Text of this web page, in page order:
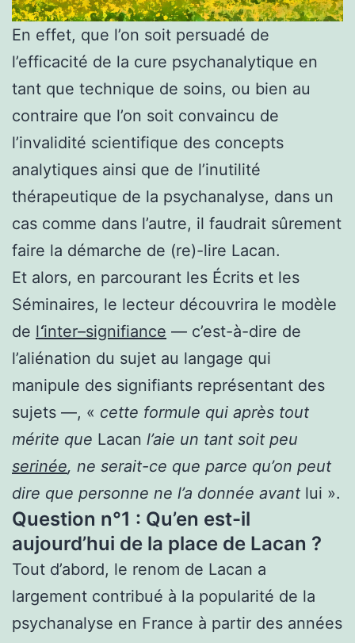
En effet, que l’on soit persuadé de
l’efficacité de la cure psychanalytique en
tant que technique de soins, ou bien au
contraire que l’on soit convaincu de
l’invalidité scientifique des concepts
analytiques ainsi que de l’inutilité
thérapeutique de la psychanalyse, dans un
cas comme dans l’autre, il faudrait sûrement
faire la démarche de (re)-lire Lacan.
Et alors, en parcourant les Écrits et les
Séminaires, le lecteur découvrira le modèle
de l‘inter–signifiance — c’est-à-dire de
l’aliénation du sujet au langage qui
manipule des signifiants représentant des
sujets —, « cette formule qui après tout
mérite que Lacan l’aie un tant soit peu
serinée, ne serait-ce que parce qu’on peut
dire que personne ne l’a donnée avant lui ».
Question n°1 : Qu’en est-il
aujourd’hui de la place de Lacan ?
Tout d’abord, le renom de Lacan a
largement contribué à la popularité de la
psychanalyse en France à partir des années